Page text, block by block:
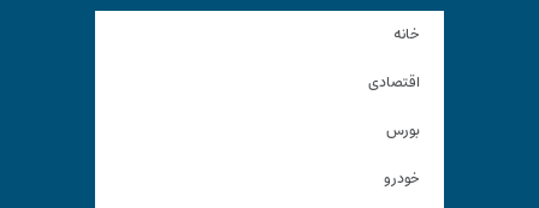
خانه
اقتصادی
بورس
خودرو